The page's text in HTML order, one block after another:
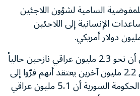
للمفوضية السامية لشؤون اللاجئين
الإنسانية إلى اللاجئين
وتشير الإحصائيات إلى أن نحو 2.3 مليون عراقي نازحين حالياً
في العراق، في حين أن 2.2 مليون آخرين يعتقد أنهم فرّوا إلى
البلدان المجاورة. وتقدر الحكومة السورية أن 5،1 مليون عراقي